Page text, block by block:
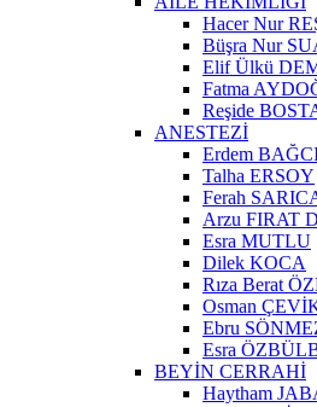
Hacer Nur
Büşra Nur
Elif Ülkü
Fatma
Reşide
ANESTEZİ
Erdem
Talha ERSOY
Ferah
Arzu FIRAT
Esra MUTLU
Dilek KOCA
Rıza Berat
Osman
Ebru
Esra
BEYİN CERRAHİ
Haytham